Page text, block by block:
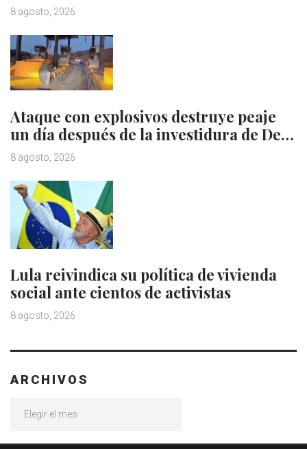
8 agosto, 2026
Ataque con explosivos destruye peaje
un día después de la investidura de De…
8 agosto, 2026
Lula reivindica su política de vivienda
social ante cientos de activistas
8 agosto, 2026
ARCHIVOS